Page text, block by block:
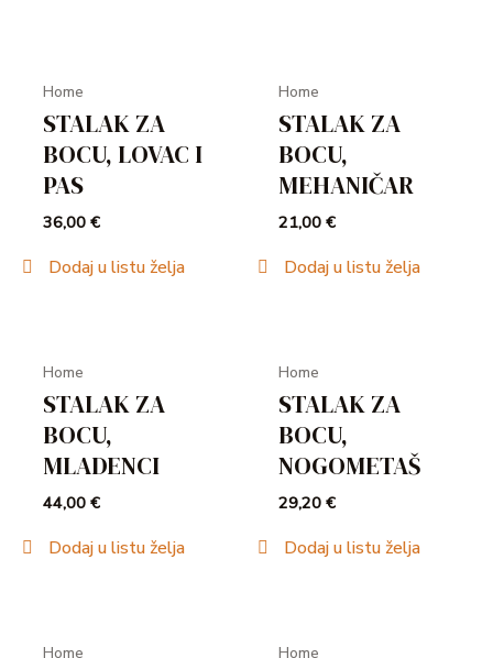
Home
STALAK ZA
BOCU, LOVAC I
PAS
36,00€
Dodaj u listu želja
Home
STALAK ZA
BOCU,
MEHANIČAR
21,00€
Dodaj u listu želja
Home
STALAK ZA
BOCU,
MLADENCI
44,00€
Dodaj u listu želja
Home
STALAK ZA
BOCU,
NOGOMETAŠ
29,20€
Dodaj u listu želja
Home Home